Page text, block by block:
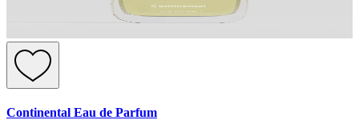
Continental Eau de Parfum